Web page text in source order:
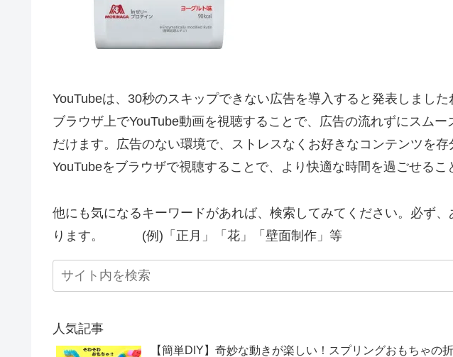
YouTubeは、30秒のスキップできない広告を導入すると発表しました
ブラウザ上でYouTube動画を視聴することで、広告の流れずにスム
だけます。広告のない環境で、ストレスなくお好きなコンテンツを存
YouTubeをブラウザで視聴することで、より快適な時間を過ごせるこ
他にも気になるキーワードがあれば、検索してみてください。必ず
ります。 (例)「正月」「花」「壁面制作」等
人気記事
【簡単DIY】奇妙な動きが楽しい！スプリングおもちゃの